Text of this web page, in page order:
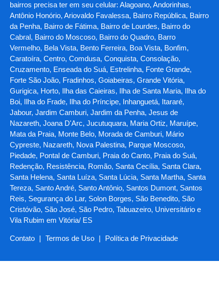
bairros precisa ter em seu celular: Alagoano, Andorinhas,
Antônio Honório, Ariovaldo Favalessa, Bairro República, Bairro
da Penha, Bairro de Fátima, Bairro de Lourdes, Bairro do
Cabral, Bairro do Moscoso, Bairro do Quadro, Barro
Vermelho, Bela Vista, Bento Ferreira, Boa Vista, Bonfim,
Caratoíra, Centro, Comdusa, Conquista, Consolação,
Cruzamento, Enseada do Suá, Estrelinha, Fonte Grande,
Forte São João, Fradinhos, Goiabeiras, Grande Vitória,
Gurigica, Horto, Ilha das Caieiras, Ilha de Santa Maria, Ilha do
Boi, Ilha do Frade, Ilha do Príncipe, Inhanguetá, Itararé,
Jabour, Jardim Camburi, Jardim da Penha, Jesus de
Nazareth, Joana D'Arc, Jucutuquara, Maria Ortiz, Maruípe,
Mata da Praia, Monte Belo, Morada de Camburi, Mário
Cypreste, Nazareth, Nova Palestina, Parque Moscoso,
Piedade, Pontal de Camburi, Praia do Canto, Praia do Suá,
Redenção, Resistência, Romão, Santa Cecília, Santa Clara,
Santa Helena, Santa Luíza, Santa Lúcia, Santa Martha, Santa
Tereza, Santo André, Santo Antônio, Santos Dumont, Santos
Reis, Segurança do Lar, Solon Borges, São Benedito, São
Cristóvão, São José, São Pedro, Tabuazeiro, Universitário e
Vila Rubim em Vitória/ ES
Contato Termos de Uso Política de Privacidade